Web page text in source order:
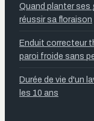
Quand planter ses
réussir sa floraison
Enduit correcteur
paroi froide sans
Durée de vie d'un
les 10 ans